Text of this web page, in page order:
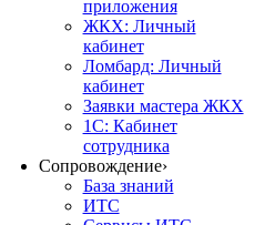
приложения
ЖКХ: Личный
кабинет
Ломбард: Личный
кабинет
Заявки мастера ЖКХ
1С: Кабинет
сотрудника
Сопровождение›
База знаний
ИТС